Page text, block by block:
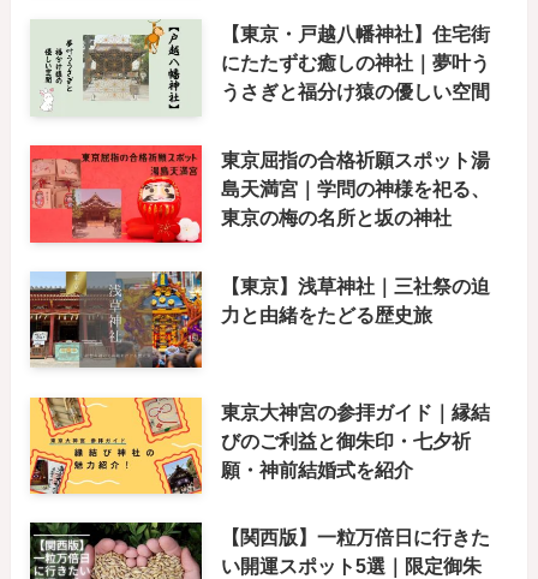
【東京・戸越八幡神社】住宅街
にたたずむ癒しの神社｜夢叶う
うさぎと福分け猿の優しい空間
東京屈指の合格祈願スポット湯
島天満宮｜学問の神様を祀る、
東京の梅の名所と坂の神社
【東京】浅草神社｜三社祭の迫
力と由緒をたどる歴史旅
東京大神宮の参拝ガイド｜縁結
びのご利益と御朱印・七夕祈
願・神前結婚式を紹介
【関西版】一粒万倍日に行きた
い開運スポット5選｜限定御朱